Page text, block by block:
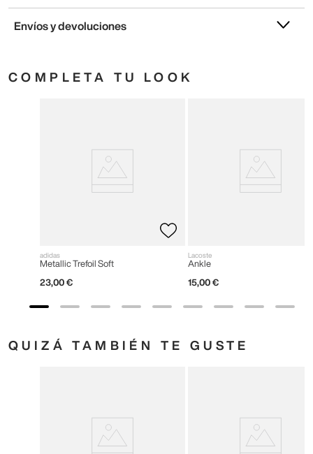
Envíos y devoluciones
COMPLETA TU LOOK
adidas
Metallic Trefoil Soft
23,00 €
Lacoste
Ankle
15,00 €
QUIZÁ TAMBIÉN TE GUSTE